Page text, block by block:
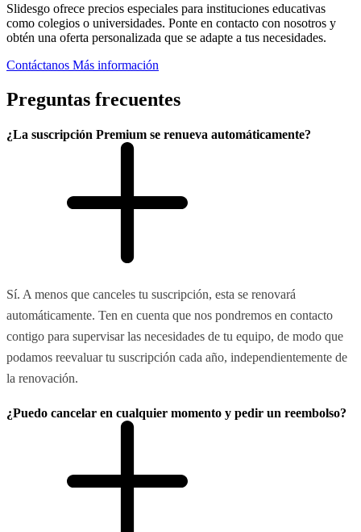
Slidesgo ofrece precios especiales para instituciones educativas
como colegios o universidades. Ponte en contacto con nosotros y
obtén una oferta personalizada que se adapte a tus necesidades.
Contáctanos Más información
Preguntas frecuentes
¿La suscripción Premium se renueva automáticamente?
Sí. A menos que canceles tu suscripción, esta se renovará
automáticamente. Ten en cuenta que nos pondremos en contacto
contigo para supervisar las necesidades de tu equipo, de modo que
podamos reevaluar tu suscripción cada año, independientemente de
la renovación.
¿Puedo cancelar en cualquier momento y pedir un reembolso?